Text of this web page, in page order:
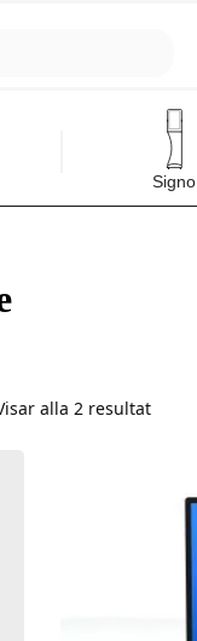
Signo
alla 2 resultat